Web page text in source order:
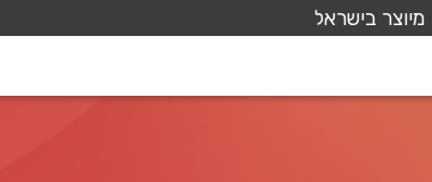
מיוצר בישראל